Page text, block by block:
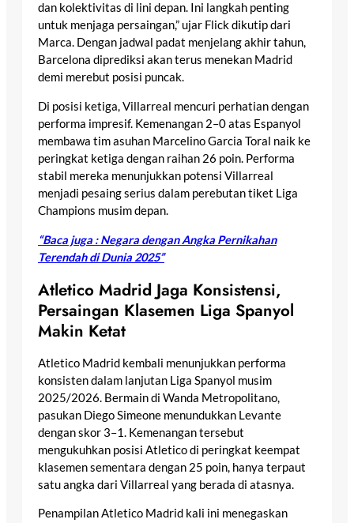
dan kolektivitas di lini depan. Ini langkah penting
untuk menjaga persaingan,” ujar Flick dikutip dari
Marca. Dengan jadwal padat menjelang akhir tahun,
Barcelona diprediksi akan terus menekan Madrid
demi merebut posisi puncak.
Di posisi ketiga, Villarreal mencuri perhatian dengan
performa impresif. Kemenangan 2–0 atas Espanyol
membawa tim asuhan Marcelino Garcia Toral naik ke
peringkat ketiga dengan raihan 26 poin. Performa
stabil mereka menunjukkan potensi Villarreal
menjadi pesaing serius dalam perebutan tiket Liga
Champions musim depan.
“Baca juga : Negara dengan Angka Pernikahan
Terendah di Dunia 2025”
Atletico Madrid Jaga Konsistensi,
Persaingan Klasemen Liga Spanyol
Makin Ketat
Atletico Madrid kembali menunjukkan performa
konsisten dalam lanjutan Liga Spanyol musim
2025/2026. Bermain di Wanda Metropolitano,
pasukan Diego Simeone menundukkan Levante
dengan skor 3–1. Kemenangan tersebut
mengukuhkan posisi Atletico di peringkat keempat
klasemen sementara dengan 25 poin, hanya terpaut
satu angka dari Villarreal yang berada di atasnya.
Penampilan Atletico Madrid kali ini menegaskan